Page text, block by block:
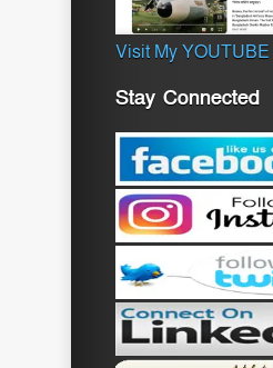
Visit My
Stay Connected